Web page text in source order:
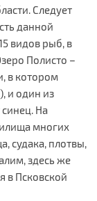
Следует
данной
видов рыб, в
Полисто –
в котором
и один из
На
многих
судака, плотвы,
здесь же
в Псковской